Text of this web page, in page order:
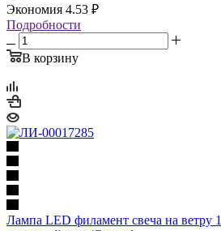
Экономия 4.53 ₽
Подробности
В корзину
Лампа LED филамент свеча на ветру